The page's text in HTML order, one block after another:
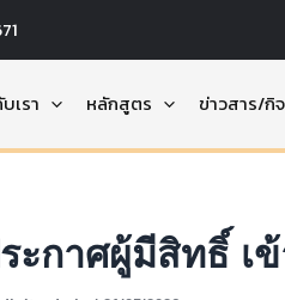
เรา หลักสูตร ข่าวสาร/กิ
ะกาศผู้มีสิทธิ์ เ